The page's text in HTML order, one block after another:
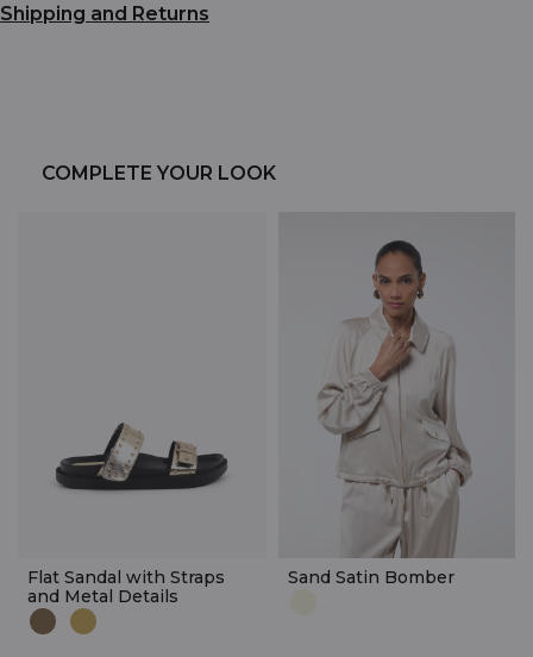
Shipping and Returns
COMPLETE YOUR LOOK
Flat Sandal with Straps
and Metal Details
Sand Satin Bomber